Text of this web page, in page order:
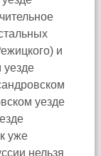
и
уезде
уезде
уже
нельзя